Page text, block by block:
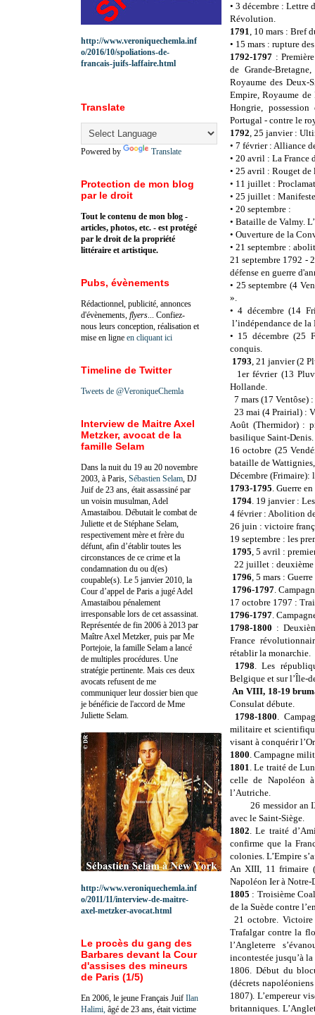
• 3 décembre : Lettre
Révolution.
1791, 10 mars : Bref
• 15 mars : rupture
1792-1797 :
de Grande-
Royaume des Deux-
Empire, Royaume
Hongrie,
Portugal - contre le
1792, 25 janvier :
• 7 février : Alliance
• 20 avril : La France
• 25 avril : Rouget de
• 11 juillet :
• 25 juillet :
• 20 septembre :
• Bataille de Valmy.
• Ouverture de la
• 21 septembre :
21 septembre 1792 -
défense en guerre
• 25 septembre (4
».
• 4 décembre (14
l’indépendance de
• 15 décembre (25
conquis.
1793, 21 janvier (2
1er février (13
Hollande.
7 mars (17 Ventôse)
23 mai (4 Prairial) :
Août (Thermidor) :
basilique Saint-Denis.
16 octobre (25
bataille de
Décembre (Frimaire):
1793-1795. Guerre
1794. 19 janvier :
4 février : Abolition
26 juin : victoire
19 septembre : les
1795, 5 avril :
22 juillet : deuxième
1796, 5 mars :
1796-1797.
17 octobre 1797 :
1796-1797.
1798-1800 :
France
rétablir la monarchie.
1798. Les
Belgique et sur l’Île-
An VIII, 18-19
Consulat débute.
1798-1800.
militaire et
visant à conquérir
1800. Campagne
1801. Le traité de
celle de Napoléon
l’Autriche.
26 messidor an IX
avec le Saint-Siège.
1802. Le traité
confirme que la
colonies. L’Empire
An XIII, 11 frimaire
Napoléon Ier à Notre-
1805 : Troisième
de la Suède contre
21 octobre.
Trafalgar contre la
l’Angleterre
incontestée jusqu’à
1806. Début du
(décrets
1807). L’empereur
britanniques.
http://www.veroniquechemla.inf
o/2016/10/spoliations-de-
francais-juifs-laffaire.html
Translate
Powered by Translate
Protection de mon blog
par le droit
Tout le contenu de mon blog -
articles, photos, etc. - est protégé
par le droit de la propriété
littéraire et artistique.
Pubs, évènements
Rédactionnel, publicité, annonces
d'évènements, flyers ... Confiez-
nous leurs conception, réalisation et
mise en ligne en cliquant ici
Timeline de Twitter
Tweets de @VeroniqueChemla
Interview de Maitre Axel
Metzker, avocat de la
famille Selam
Dans la nuit du 19 au 20 novembre
2003, à Paris, Sébastien Selam , DJ
Juif de 23 ans, était assassiné par
un voisin musulman, Adel
Amastaibou. Débutait le combat de
Juliette et de Stéphane Selam,
respectivement mère et frère du
défunt, afin d’établir toutes les
circonstances de ce crime et la
condamnation du ou d(es)
coupable(s). Le 5 janvier 2010, la
Cour d’appel de Paris a jugé Adel
Amastaibou pénalement
irresponsable lors de cet assassinat.
Représentée de fin 2006 à 2013 par
Maître Axel Metzker, puis par Me
Portejoie, la famille Selam a lancé
de multiples procédures. Une
stratégie pertinente. Mais ces deux
avocats refusent de me
communiquer leur dossier bien que
je bénéficie de l'accord de Mme
Juliette Selam.
http://www.veroniquechemla.inf
o/2011/11/interview-de-maitre-
axel-metzker-avocat.html
Le procès du gang des
Barbares devant la Cour
d'assises des mineurs
de Paris (1/5)
En 2006, le jeune Français Juif Ilan
Halimi, âgé de 23 ans, était victime